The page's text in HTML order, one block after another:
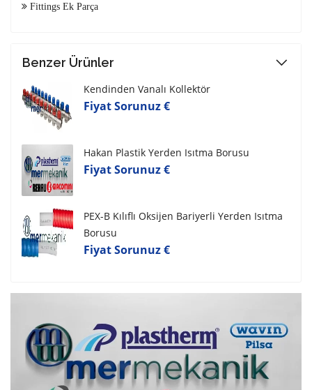
Fittings Ek Parça
Benzer Ürünler
Kendinden Vanalı Kollektör
Fiyat Sorunuz €
Hakan Plastik Yerden Isıtma Borusu
Fiyat Sorunuz €
PEX-B Kılıflı Oksijen Bariyerli Yerden Isıtma
Borusu
Fiyat Sorunuz €